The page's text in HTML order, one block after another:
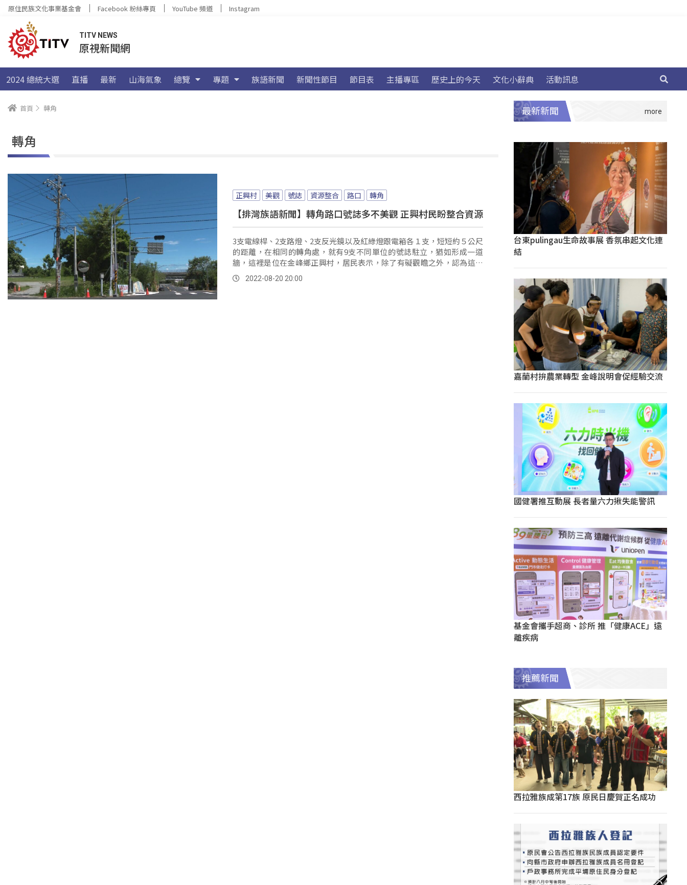
原住民族文化事業基金會 Facebook 粉絲專頁 YouTube 頻道 Instagram
TITV NEWS
原視新聞網
2024 總統大選 直播 最新 山海氣象 總覽 專題 族語新聞 新聞性節目 節目表 主播專區 歷史上的今天 文化小辭典 活動訊息
首頁 轉角
轉角
正興村 美觀 號誌 資源整合 路口 轉角
【排灣族語新聞】轉角路口號誌多不美觀 正興村民盼整合資源
3支電線桿、2支路燈、2支反光鏡以及紅綠燈跟電箱各１支，短短約５公尺
的距離，在相同的轉角處，就有9支不同單位的號誌駐立，猶如形成一道
牆，這裡是位在金峰鄉正興村，居民表示，除了有礙觀瞻之外，認為這些
資源應該可以好好整合。
2022-08-20 20:00
最新新聞
台東pulingau生命故事展 香氛串起文化連
結
嘉蘭村拚農業轉型 金峰說明會促經驗交流
國健署推互動展 長者量六力揪失能警訊
基金會攜手超商、診所 推「健康ACE」遠
離疾病
推薦新聞
西拉雅族成第17族 原民日慶賀正名成功